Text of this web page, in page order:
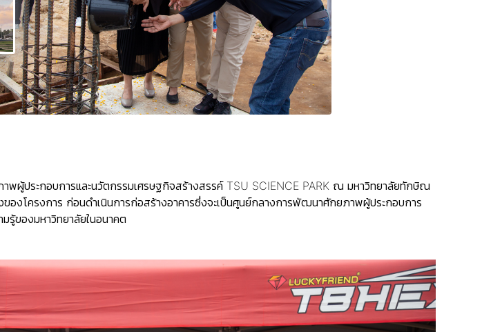
ผู้ประกอบการและนวัตกรรมเศรษฐกิจสร้างสรรค์ TSU SCIENCE PARK ณ มหาวิทยาลัยทักษิณ
องโครงการ ก่อนดำเนินการก่อสร้างอาคารซึ่งจะเป็นศูนย์กลางการพัฒนาศักยภาพผู้ประกอบการ
รู้ของมหาวิทยาลัยในอนาคต